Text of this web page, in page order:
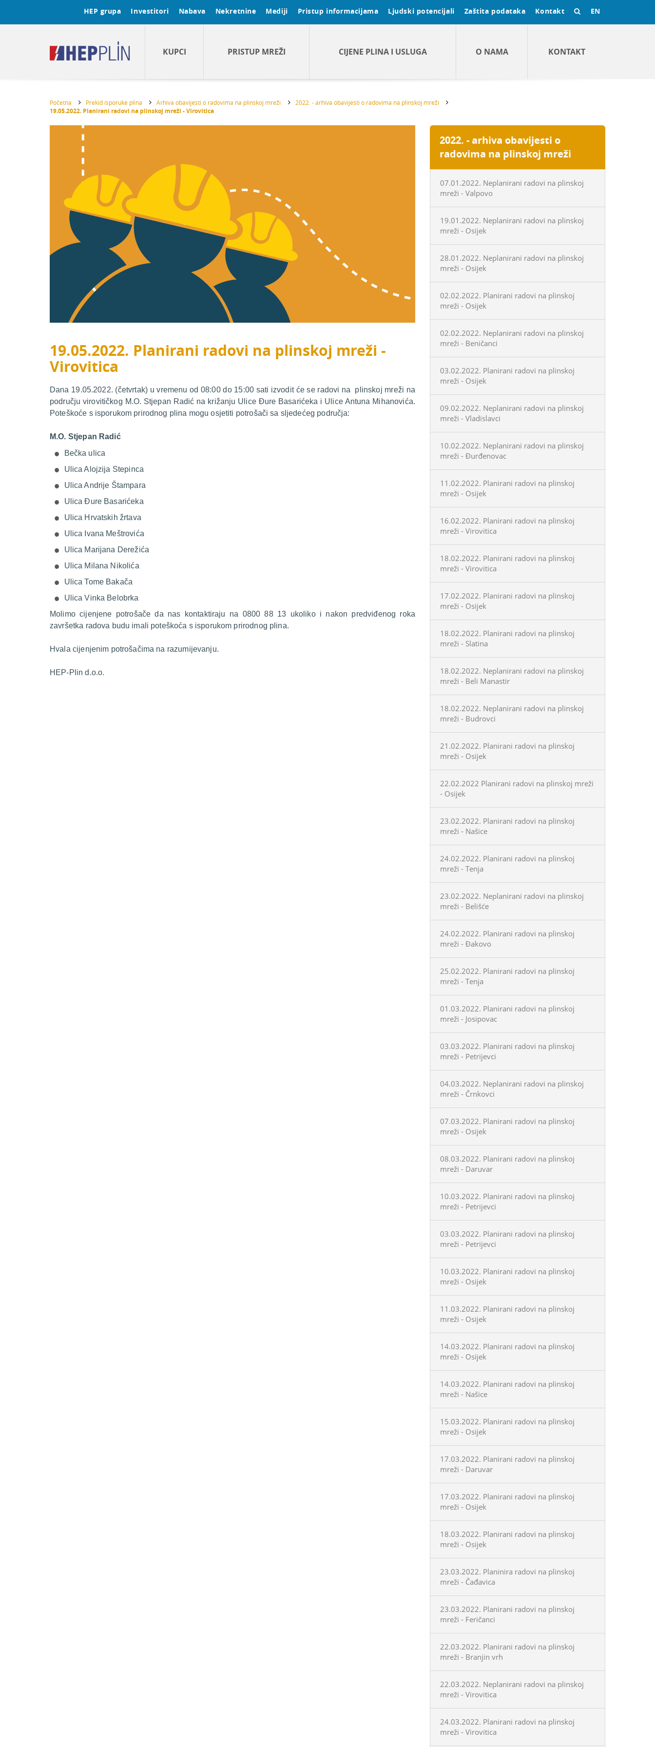
HEP grupa Investitori Nabava Nekretnine Mediji Pristup informacijama Ljudski potencijali Zaštita podataka Kontakt EN
KUPCI PRISTUP MREŽI CIJENE PLINA I USLUGA O NAMA KONTAKT
Početna Prekid isporuke plina Arhiva obavijesti o radovima na plinskoj mreži 2022. - arhiva obavijesti o radovima na plinskoj mreži
19.05.2022. Planirani radovi na plinskoj mreži - Virovitica
19.05.2022. Planirani radovi na plinskoj mreži -
Virovitica
Dana 19.05.2022. (četvrtak) u vremenu od 08:00 do 15:00 sati izvodit će se radovi na plinskoj mreži na
području virovitičkog M.O. Stjepan Radić na križanju Ulice Đure Basarićeka i Ulice Antuna Mihanovića.
Poteškoće s isporukom prirodnog plina mogu osjetiti potrošači sa sljedećeg područja:
M.O. Stjepan Radić
Bečka ulica
Ulica Alojzija Stepinca
Ulica Andrije Štampara
Ulica Đure Basarićeka
Ulica Hrvatskih žrtava
Ulica Ivana Meštrovića
Ulica Marijana Derežića
Ulica Milana Nikolića
Ulica Tome Bakača
Ulica Vinka Belobrka
Molimo cijenjene potrošače da nas kontaktiraju na 0800 88 13 ukoliko i nakon predviđenog roka
završetka radova budu imali poteškoća s isporukom prirodnog plina.
Hvala cijenjenim potrošačima na razumijevanju.
HEP-Plin d.o.o.
2022. - arhiva obavijesti o
radovima na plinskoj mreži
07.01.2022. Neplanirani radovi na plinskoj
mreži - Valpovo
19.01.2022. Neplanirani radovi na plinskoj
mreži - Osijek
28.01.2022. Neplanirani radovi na plinskoj
mreži - Osijek
02.02.2022. Planirani radovi na plinskoj
mreži - Osijek
02.02.2022. Neplanirani radovi na plinskoj
mreži - Beničanci
03.02.2022. Planirani radovi na plinskoj
mreži - Osijek
09.02.2022. Neplanirani radovi na plinskoj
mreži - Vladislavci
10.02.2022. Neplanirani radovi na plinskoj
mreži - Đurđenovac
11.02.2022. Planirani radovi na plinskoj
mreži - Osijek
16.02.2022. Planirani radovi na plinskoj
mreži - Virovitica
18.02.2022. Planirani radovi na plinskoj
mreži - Virovitica
17.02.2022. Planirani radovi na plinskoj
mreži - Osijek
18.02.2022. Planirani radovi na plinskoj
mreži - Slatina
18.02.2022. Neplanirani radovi na plinskoj
mreži - Beli Manastir
18.02.2022. Neplanirani radovi na plinskoj
mreži - Budrovci
21.02.2022. Planirani radovi na plinskoj
mreži - Osijek
22.02.2022 Planirani radovi na plinskoj mreži
- Osijek
23.02.2022. Planirani radovi na plinskoj
mreži - Našice
24.02.2022. Planirani radovi na plinskoj
mreži - Tenja
23.02.2022. Neplanirani radovi na plinskoj
mreži - Belišće
24.02.2022. Planirani radovi na plinskoj
mreži - Đakovo
25.02.2022. Planirani radovi na plinskoj
mreži - Tenja
01.03.2022. Planirani radovi na plinskoj
mreži - Josipovac
03.03.2022. Planirani radovi na plinskoj
mreži - Petrijevci
04.03.2022. Neplanirani radovi na plinskoj
mreži - Črnkovci
07.03.2022. Planirani radovi na plinskoj
mreži - Osijek
08.03.2022. Planirani radovi na plinskoj
mreži - Daruvar
10.03.2022. Planirani radovi na plinskoj
mreži - Petrijevci
03.03.2022. Planirani radovi na plinskoj
mreži - Petrijevci
10.03.2022. Planirani radovi na plinskoj
mreži - Osijek
11.03.2022. Planirani radovi na plinskoj
mreži - Osijek
14.03.2022. Planirani radovi na plinskoj
mreži - Osijek
14.03.2022. Planirani radovi na plinskoj
mreži - Našice
15.03.2022. Planirani radovi na plinskoj
mreži - Osijek
17.03.2022. Planirani radovi na plinskoj
mreži - Daruvar
17.03.2022. Planirani radovi na plinskoj
mreži - Osijek
18.03.2022. Planirani radovi na plinskoj
mreži - Osijek
23.03.2022. Planinira radovi na plinskoj
mreži - Čađavica
23.03.2022. Planirani radovi na plinskoj
mreži - Feričanci
22.03.2022. Planirani radovi na plinskoj
mreži - Branjin vrh
22.03.2022. Neplanirani radovi na plinskoj
mreži - Virovitica
24.03.2022. Planirani radovi na plinskoj
mreži - Virovitica